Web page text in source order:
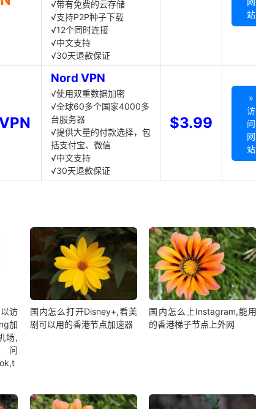
√带有免费的云存储
√支持P2P种子下载
√12个同时连接
√中文支持
√30天退款保证
站
Nord VPN
√使用双重数据加密
√全球60多个国家4000多
台服务器
√提供大量的付款选择，包
括支付宝、微信
√中文支持
√30天退款保证
$3.99
»
访
问
网
站
访
加
场,
国内怎么打开Disney+,看美
剧可以用的香港节点加速器
国内怎么上Instagram,能用
的香港梯子节点上外网